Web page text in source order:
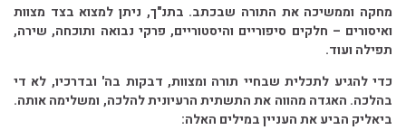
מחקה וממשיכה את התורה שבכתב. בתנ"ך, ניתן למצוא בצד מצוות
ואיסורים – חלקים סיפוריים והיסטוריים, פרקי נבואה ותוכחה, שירה,
תפילה ועוד.
כדי להגיע לתכלית שבחיי תורה ומצוות, דבקות בה' ובדרכיו, לא די
בהלכה. האגדה מהווה את התשתית הרעיונית להלכה, ומשלימה אותה.
ביאליק הביע את העניין במילים האלה: